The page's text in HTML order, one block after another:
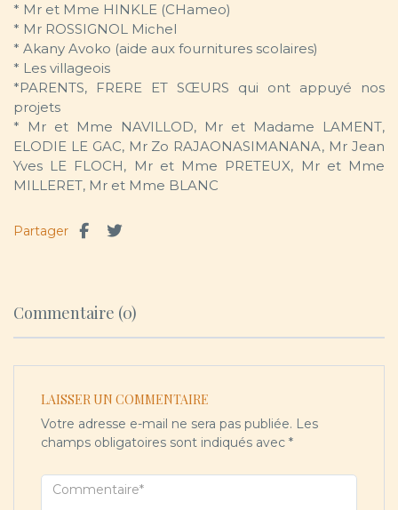
* Mr et Mme HINKLE (CHameo)
* Mr ROSSIGNOL Michel
* Akany Avoko (aide aux fournitures scolaires)
* Les villageois
*PARENTS, FRERE ET SŒURS qui ont appuyé nos
projets
* Mr et Mme NAVILLOD, Mr et Madame LAMENT,
ELODIE LE GAC, Mr Zo RAJAONASIMANANA, Mr Jean
Yves LE FLOCH, Mr et Mme PRETEUX, Mr et Mme
MILLERET, Mr et Mme BLANC
Partager
Commentaire (0)
LAISSER UN COMMENTAIRE
Votre adresse e-mail ne sera pas publiée. Les
champs obligatoires sont indiqués avec *